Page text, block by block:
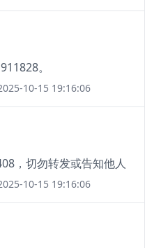
。
10-15 19:16:06
，切勿转发或告知他人
10-15 19:16:06